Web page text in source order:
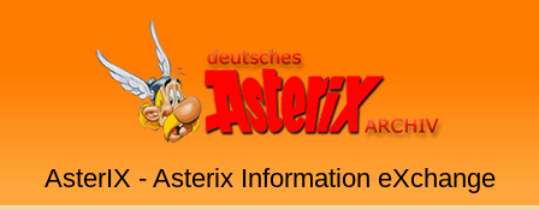
AsterIX - Asterix Information eXchange